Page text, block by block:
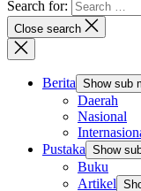
Search for:
Close search
Berita Show sub
Daerah
Nasional
Pustaka Show
Buku
Artikel